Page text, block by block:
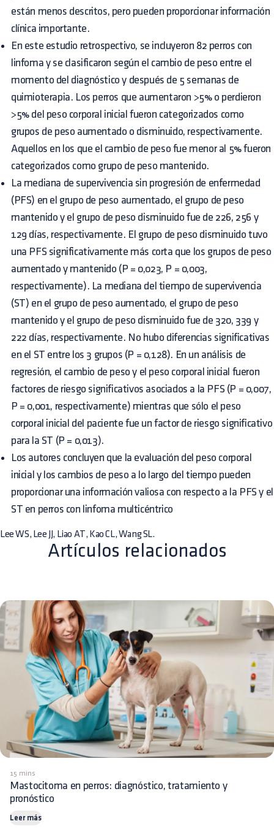
están menos descritos, pero pueden proporcionar información
clínica importante.
En este estudio retrospectivo, se incluyeron 82 perros con
linfoma y se clasificaron según el cambio de peso entre el
momento del diagnóstico y después de 5 semanas de
quimioterapia. Los perros que aumentaron >5% o perdieron
>5% del peso corporal inicial fueron categorizados como
grupos de peso aumentado o disminuido, respectivamente.
Aquellos en los que el cambio de peso fue menor al 5% fueron
categorizados como grupo de peso mantenido.
La mediana de supervivencia sin progresión de enfermedad
(PFS) en el grupo de peso aumentado, el grupo de peso
mantenido y el grupo de peso disminuido fue de 226, 256 y
129 días, respectivamente. El grupo de peso disminuido tuvo
una PFS significativamente más corta que los grupos de peso
aumentado y mantenido (P = 0,023, P = 0,003,
respectivamente). La mediana del tiempo de supervivencia
(ST) en el grupo de peso aumentado, el grupo de peso
mantenido y el grupo de peso disminuido fue de 320, 339 y
222 días, respectivamente. No hubo diferencias significativas
en el ST entre los 3 grupos (P = 0,128). En un análisis de
regresión, el cambio de peso y el peso corporal inicial fueron
factores de riesgo significativos asociados a la PFS (P = 0,007,
P = 0,001, respectivamente) mientras que sólo el peso
corporal inicial del paciente fue un factor de riesgo significativo
para la ST (P = 0,013).
Los autores concluyen que la evaluación del peso corporal
inicial y los cambios de peso a lo largo del tiempo pueden
proporcionar una información valiosa con respecto a la PFS y el
ST en perros con linfoma multicéntrico
Lee WS, Lee JJ, Liao AT, Kao CL, Wang SL.
Artículos relacionados
15 mins
Mastocitoma en perros: diagnóstico, tratamiento y
pronóstico
Leer más